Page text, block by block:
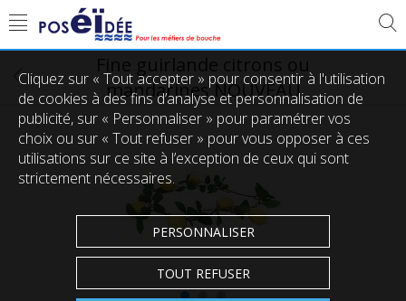
mandarines NOUVEAU
Cliquez sur « Tout accepter » pour consentir à l'utilisation
de cookies à des fins d’analyse et personnalisation de
publicité, sur « Personnaliser » pour paramétrer vos
choix ou sur « Tout refuser » pour vous opposer à ces
utilisations sur ce site à l’exception de ceux qui sont
strictement nécessaires.
PERSONNALISER
TOUT REFUSER